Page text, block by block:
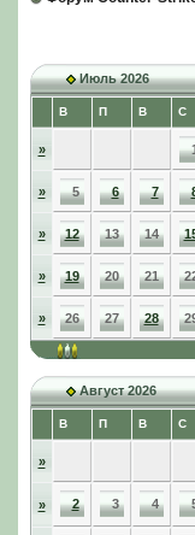
Июль 2026
В П В С
»
» 5 6 7
» 12 13 14
» 19 20 21
» 26 27 28
Август 2026
В П В С
»
» 2 3 4